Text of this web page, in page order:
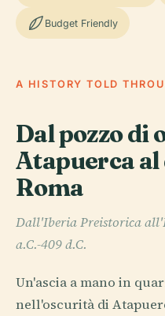
Budget Friendly
A HISTORY TOLD
Dal pozzo di
Atapuerca
Roma
Dall'Iberia Preistorica
a.C.-409 d.C.
Un'ascia a mano in
nell'oscurità di